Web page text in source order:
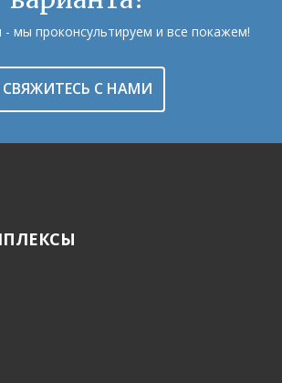
мы проконсультируем и все покажем!
СВЯЖИТЕСЬ С НАМИ